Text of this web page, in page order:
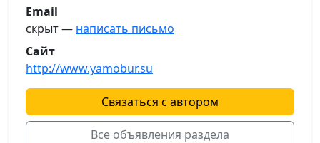
Email
скрыт — написать письмо
Сайт
http://www.yamobur.su
Связаться с автором
Все объявления раздела